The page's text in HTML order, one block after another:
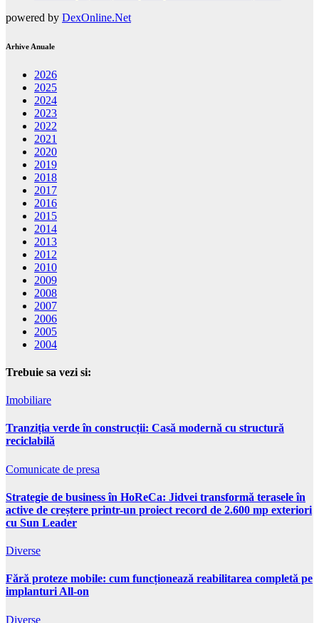
powered by DexOnline.Net
Arhive Anuale
2026
2025
2024
2023
2022
2021
2020
2019
2018
2017
2016
2015
2014
2013
2012
2010
2009
2008
2007
2006
2005
2004
Trebuie sa vezi si:
Imobiliare
Tranziția verde în construcții: Casă modernă cu structură
reciclabilă
Comunicate de presa
Strategie de business în HoReCa: Jidvei transformă terasele în
active de creștere printr-un proiect record de 2.600 mp exteriori
cu Sun Leader
Diverse
Fără proteze mobile: cum funcționează reabilitarea completă pe
implanturi All-on
Diverse